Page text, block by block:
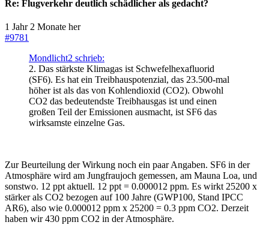
Re: Flugverkehr deutlich schädlicher als gedacht?
1 Jahr 2 Monate her
#9781
Mondlicht2 schrieb:
2. Das stärkste Klimagas ist Schwefelhexafluorid
(SF6). Es hat ein Treibhauspotenzial, das 23.500-mal
höher ist als das von Kohlendioxid (CO2). Obwohl
CO2 das bedeutendste Treibhausgas ist und einen
großen Teil der Emissionen ausmacht, ist SF6 das
wirksamste einzelne Gas.
Zur Beurteilung der Wirkung noch ein paar Angaben. SF6 in der
Atmosphäre wird am Jungfraujoch gemessen, am Mauna Loa, und
sonstwo. 12 ppt aktuell. 12 ppt = 0.000012 ppm. Es wirkt 25200 x
stärker als CO2 bezogen auf 100 Jahre (GWP100, Stand IPCC
AR6), also wie 0.000012 ppm x 25200 = 0.3 ppm CO2. Derzeit
haben wir 430 ppm CO2 in der Atmosphäre.